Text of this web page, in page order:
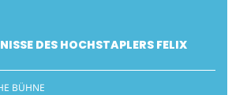
DES HOCHSTAPLERS FELIX
BÜHNE